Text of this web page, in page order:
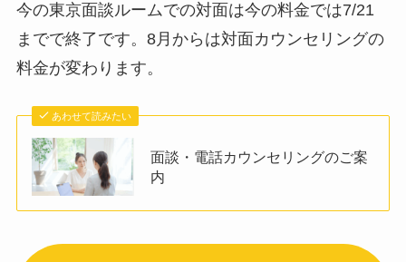
今の東京面談ルームでの対面は今の料金では7/21
までで終了です。8月からは対面カウンセリングの
料金が変わります。
あわせて読みたい
面談・電話カウンセリングのご案
内